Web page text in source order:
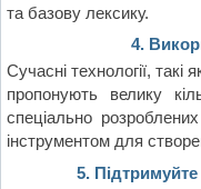
та базову лексику.
4.
Сучасні технології,
пропонують велику
спеціально
інструментом для
5.